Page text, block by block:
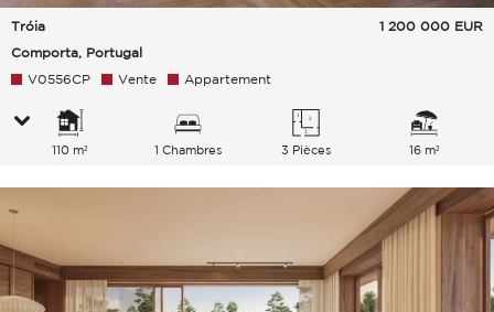
Tróia
Comporta, Portugal
1 200 000 EUR
V0556CP Vente Appartement
110 m² 1 Chambres 3 Pièces 16 m²